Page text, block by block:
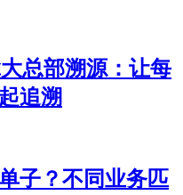
总部溯源：让每
追溯
子？不同业务匹